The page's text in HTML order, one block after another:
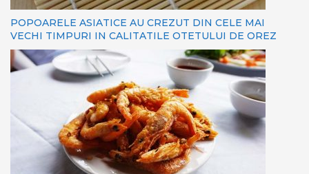
POPOARELE ASIATICE AU CREZUT DIN CELE MAI
VECHI TIMPURI IN CALITATILE OTETULUI DE OREZ